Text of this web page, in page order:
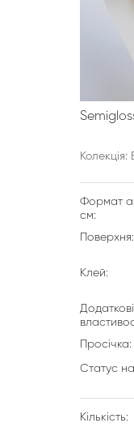
Колекція:
Формат
см:
Поверхня:
Клей:
Додаткові
Просічка:
Статус
Кількість: